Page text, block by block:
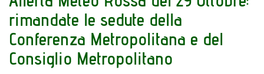
rimandate le sedute della
Conferenza Metropolitana e del
Consiglio Metropolitano